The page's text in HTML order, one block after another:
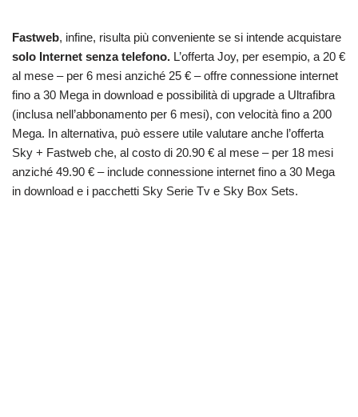
Fastweb, infine, risulta più conveniente se si intende acquistare
solo Internet senza telefono. L’offerta Joy, per esempio, a 20 €
al mese – per 6 mesi anziché 25 € – offre connessione internet
fino a 30 Mega in download e possibilità di upgrade a Ultrafibra
(inclusa nell’abbonamento per 6 mesi), con velocità fino a 200
Mega. In alternativa, può essere utile valutare anche l’offerta
Sky + Fastweb che, al costo di 20.90 € al mese – per 18 mesi
anziché 49.90 € – include connessione internet fino a 30 Mega
in download e i pacchetti Sky Serie Tv e Sky Box Sets.